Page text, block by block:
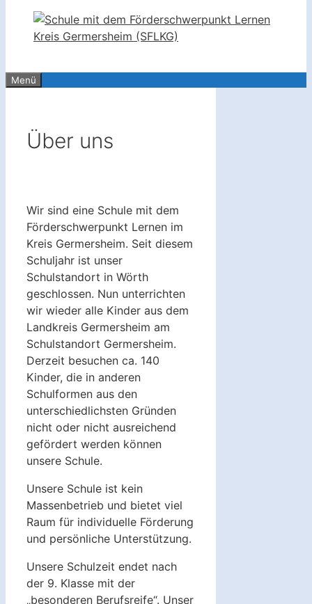
Menü
Über uns
Wir sind eine Schule mit dem
Förderschwerpunkt Lernen im
Kreis Germersheim. Seit diesem
Schuljahr ist unser
Schulstandort in Wörth
geschlossen. Nun unterrichten
wir wieder alle Kinder aus dem
Landkreis Germersheim am
Schulstandort Germersheim.
Derzeit besuchen ca. 140
Kinder, die in anderen
Schulformen aus den
unterschiedlichsten Gründen
nicht oder nicht ausreichend
gefördert werden können
unsere Schule.
Unsere Schule ist kein
Massenbetrieb und bietet viel
Raum für individuelle Förderung
und persönliche Unterstützung.
Unsere Schulzeit endet nach
der 9. Klasse mit der
„besonderen Berufsreife“. Unser